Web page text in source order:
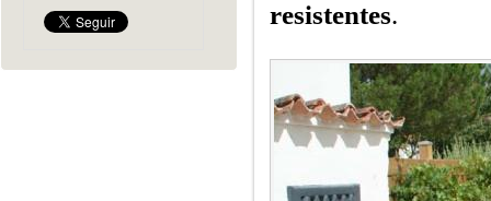
resistentes.